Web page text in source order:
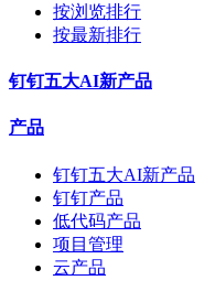
按浏览排行
按最新排行
钉钉五大AI新产品
产品
钉钉五大AI新产品
钉钉产品
低代码产品
项目管理
云产品